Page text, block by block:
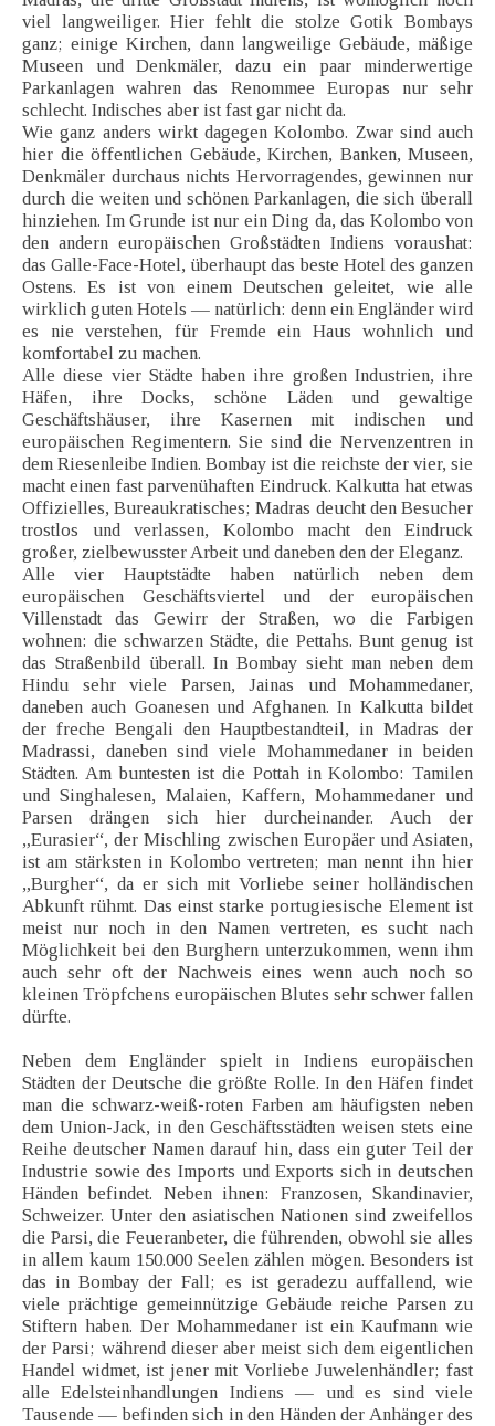
viel langweiliger. Hier fehlt die stolze Gotik Bombays
ganz; einige Kirchen, dann langweilige Gebäude, mäßige
Museen und Denkmäler, dazu ein paar minderwertige
Parkanlagen wahren das Renommee Europas nur sehr
schlecht. Indisches aber ist fast gar nicht da.
Wie ganz anders wirkt dagegen Kolombo. Zwar sind auch
hier die öffentlichen Gebäude, Kirchen, Banken, Museen,
Denkmäler durchaus nichts Hervorragendes, gewinnen nur
durch die weiten und schönen Parkanlagen, die sich überall
hinziehen. Im Grunde ist nur ein Ding da, das Kolombo von
den andern europäischen Großstädten Indiens voraushat:
das Galle-Face-Hotel, überhaupt das beste Hotel des ganzen
Ostens. Es ist von einem Deutschen geleitet, wie alle
wirklich guten Hotels — natürlich: denn ein Engländer wird
es nie verstehen, für Fremde ein Haus wohnlich und
komfortabel zu machen.
Alle diese vier Städte haben ihre großen Industrien, ihre
Häfen, ihre Docks, schöne Läden und gewaltige
Geschäftshäuser, ihre Kasernen mit indischen und
europäischen Regimentern. Sie sind die Nervenzentren in
dem Riesenleibe Indien. Bombay ist die reichste der vier, sie
macht einen fast parvenühaften Eindruck. Kalkutta hat etwas
Offizielles, Bureaukratisches; Madras deucht den Besucher
trostlos und verlassen, Kolombo macht den Eindruck
großer, zielbewusster Arbeit und daneben den der Eleganz.
Alle vier Hauptstädte haben natürlich neben dem
europäischen Geschäftsviertel und der europäischen
Villenstadt das Gewirr der Straßen, wo die Farbigen
wohnen: die schwarzen Städte, die Pettahs. Bunt genug ist
das Straßenbild überall. In Bombay sieht man neben dem
Hindu sehr viele Parsen, Jainas und Mohammedaner,
daneben auch Goanesen und Afghanen. In Kalkutta bildet
der freche Bengali den Hauptbestandteil, in Madras der
Madrassi, daneben sind viele Mohammedaner in beiden
Städten. Am buntesten ist die Pottah in Kolombo: Tamilen
und Singhalesen, Malaien, Kaffern, Mohammedaner und
Parsen drängen sich hier durcheinander. Auch der
„Eurasier“, der Mischling zwischen Europäer und Asiaten,
ist am stärksten in Kolombo vertreten; man nennt ihn hier
„Burgher“, da er sich mit Vorliebe seiner holländischen
Abkunft rühmt. Das einst starke portugiesische Element ist
meist nur noch in den Namen vertreten, es sucht nach
Möglichkeit bei den Burghern unterzukommen, wenn ihm
auch sehr oft der Nachweis eines wenn auch noch so
kleinen Tröpfchens europäischen Blutes sehr schwer fallen
dürfte.
Neben dem Engländer spielt in Indiens europäischen
Städten der Deutsche die größte Rolle. In den Häfen findet
man die schwarz-weiß-roten Farben am häufigsten neben
dem Union-Jack, in den Geschäftsstädten weisen stets eine
Reihe deutscher Namen darauf hin, dass ein guter Teil der
Industrie sowie des Imports und Exports sich in deutschen
Händen befindet. Neben ihnen: Franzosen, Skandinavier,
Schweizer. Unter den asiatischen Nationen sind zweifellos
die Parsi, die Feueranbeter, die führenden, obwohl sie alles
in allem kaum 150.000 Seelen zählen mögen. Besonders ist
das in Bombay der Fall; es ist geradezu auffallend, wie
viele prächtige gemeinnützige Gebäude reiche Parsen zu
Stiftern haben. Der Mohammedaner ist ein Kaufmann wie
der Parsi; während dieser aber meist sich dem eigentlichen
Handel widmet, ist jener mit Vorliebe Juwelenhändler; fast
alle Edelsteinhandlungen Indiens — und es sind viele
Tausende — befinden sich in den Händen der Anhänger des